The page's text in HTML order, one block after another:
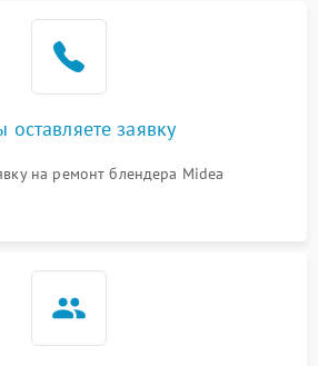
оставляете заявку
на ремонт блендера Midea